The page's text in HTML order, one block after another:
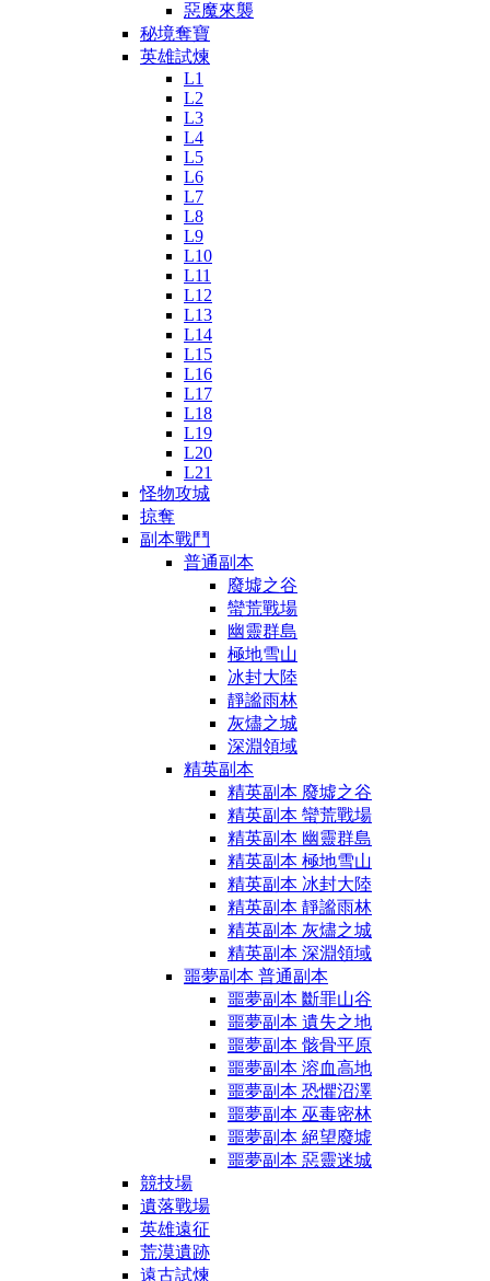
惡魔來襲
秘境奪寶
英雄試煉
L1
L2
L3
L4
L5
L6
L7
L8
L9
L10
L11
L12
L13
L14
L15
L16
L17
L18
L19
L20
L21
怪物攻城
掠奪
副本戰鬥
普通副本
廢墟之谷
蠻荒戰場
幽靈群島
極地雪山
冰封大陸
靜謐雨林
灰燼之城
深淵領域
精英副本
精英副本 廢墟之谷
精英副本 蠻荒戰場
精英副本 幽靈群島
精英副本 極地雪山
精英副本 冰封大陸
精英副本 靜謐雨林
精英副本 灰燼之城
精英副本 深淵領域
噩夢副本 普通副本
噩夢副本 斷罪山谷
噩夢副本 遺失之地
噩夢副本 骸骨平原
噩夢副本 溶血高地
噩夢副本 恐懼沼澤
噩夢副本 巫毒密林
噩夢副本 絕望廢墟
噩夢副本 惡靈迷城
競技場
遺落戰場
英雄遠征
荒漠遺跡
遠古試煉